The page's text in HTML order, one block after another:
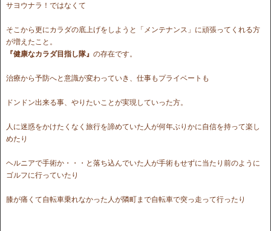
サヨウナラ！ではなくて
そこから更にカラダの底上げをしようと「メンテナンス」に頑張ってくれる方
が増えたこと。
『健康なカラダ目指し隊』 の存在です。
治療から予防へと意識が変わっていき、仕事もプライベートも
ドンドン出来る事、やりたいことが実現していった方。
人に迷惑をかけたくなく旅行を諦めていた人が何年ぶりかに自信を持って楽し
めたり
ヘルニアで手術か・・・と落ち込んでいた人が手術もせずに当たり前のように
ゴルフに行っていたり
膝が痛くて自転車乗れなかった人が隣町まで自転車で突っ走って行ったり